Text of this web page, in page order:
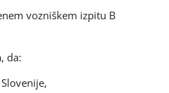
vozniškem izpitu B
da: